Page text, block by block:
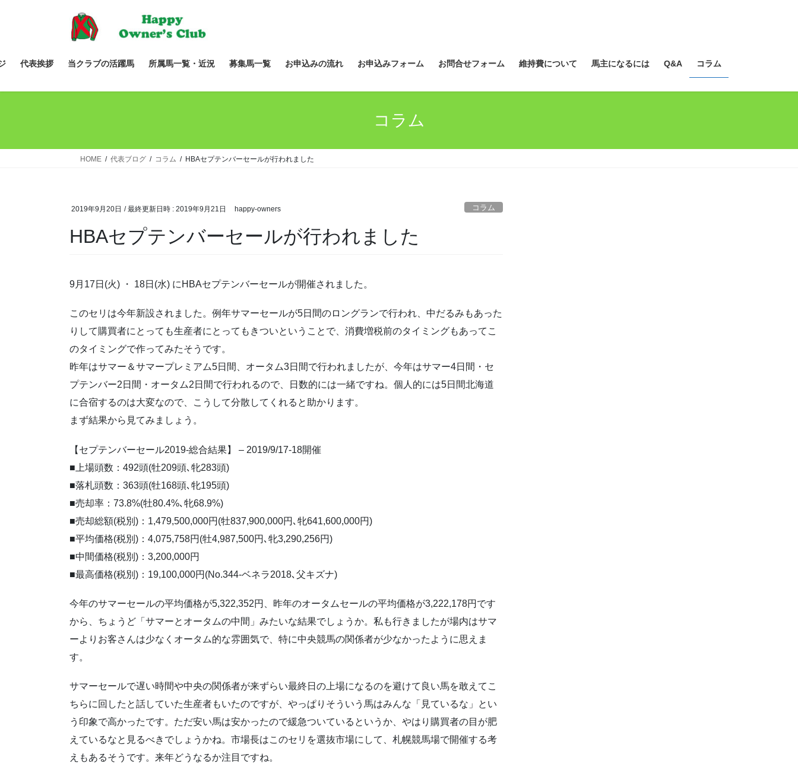
ツ
ス
シ
ン
代表挨拶 当クラブの活躍馬 所属馬一覧・近況 募集馬一覧 お申込みの流れ お申込みフォーム お問合せフォーム 維持費について 馬主になるには Q&A コラム
コラム
HOME 代表ブログ コラム HBAセプテンバーセールが行われました
2019年9月20日 / 最終更新日時 : 2019年9月21日 happy-owners コラム
HBAセプテンバーセールが行われました
9月17日(火) ・ 18日(水) にHBAセプテンバーセールが開催されました。
このセリは今年新設されました。例年サマーセールが5日間のロングランで行われ、中だるみもあった
りして購買者にとっても生産者にとってもきついということで、消費増税前のタイミングもあってこ
のタイミングで作ってみたそうです。
昨年はサマー＆サマープレミアム5日間、オータム3日間で行われましたが、今年はサマー4日間・セ
プテンバー2日間・オータム2日間で行われるので、日数的には一緒ですね。個人的には5日間北海道
に合宿するのは大変なので、こうして分散してくれると助かります。
まず結果から見てみましょう。
【セプテンバーセール2019-総合結果】 – 2019/9/17-18開催
■上場頭数：492頭(牡209頭､牝283頭)
■落札頭数：363頭(牡168頭､牝195頭)
■売却率：73.8%(牡80.4%､牝68.9%)
■売却総額(税別)：1,479,500,000円(牡837,900,000円､牝641,600,000円)
■平均価格(税別)：4,075,758円(牡4,987,500円､牝3,290,256円)
■中間価格(税別)：3,200,000円
■最高価格(税別)：19,100,000円(No.344-ベネラ2018､父キズナ)
今年のサマーセールの平均価格が5,322,352円、昨年のオータムセールの平均価格が3,222,178円です
から、ちょうど「サマーとオータムの中間」みたいな結果でしょうか。私も行きましたが場内はサマ
ーよりお客さんは少なくオータム的な雰囲気で、特に中央競馬の関係者が少なかったように思えま
す。
サマーセールで遅い時間や中央の関係者が来ずらい最終日の上場になるのを避けて良い馬を敢えてこ
ちらに回したと話していた生産者もいたのですが、やっぱりそういう馬はみんな「見ているな」とい
う印象で高かったです。ただ安い馬は安かったので緩急ついているというか、やはり購買者の目が肥
えているなと見るべきでしょうかね。市場長はこのセリを選抜市場にして、札幌競馬場で開催する考
えもあるそうです。来年どうなるか注目ですね。